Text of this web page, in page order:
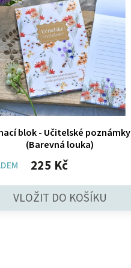
blok - Učitelské poznámky
(Barevná louka)
225 Kč